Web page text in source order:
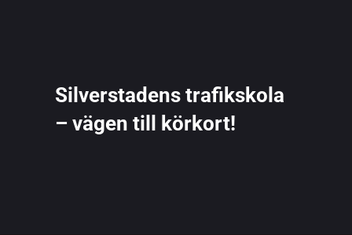
Silverstadens trafikskola
– vägen till körkort!